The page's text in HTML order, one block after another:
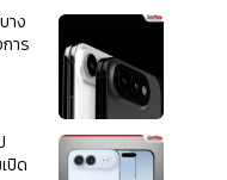
าง
าร
ปิด